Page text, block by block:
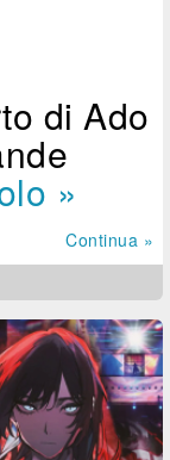
di Ado
»
Continua »